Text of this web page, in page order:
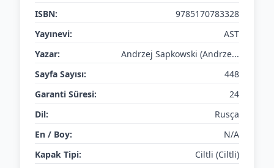
ISBN:
9785170783328
Yayınevi:
AST
Yazar:
Andrzej Sapkowski (Andrze...
Sayfa Sayısı:
448
Garanti Süresi:
24
Dil:
Rusça
En / Boy:
N/A
Kapak Tipi:
Ciltli (Ciltli)